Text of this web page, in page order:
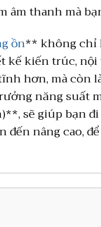
âm thanh mà
ồn** không chỉ
kế kiến trúc,
hơn, mà
năng suất
sẽ giúp bạn
nâng cao,